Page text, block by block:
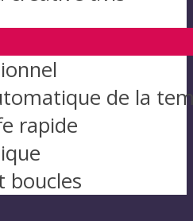
de la
rapide
boucles